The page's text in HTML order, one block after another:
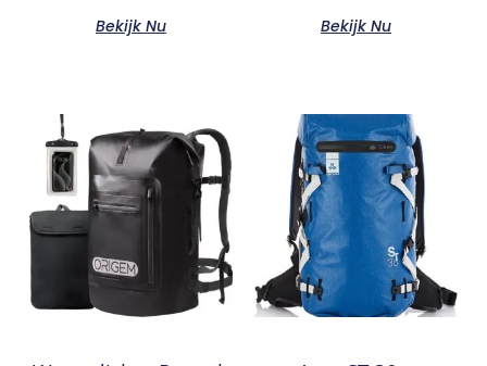
Bekijk Nu Bekijk Nu